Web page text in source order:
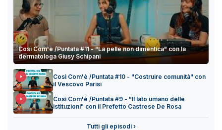
Così Com'è /Puntata #11 - "La pelle non dimentica" con la
dermatologa Giusy Schipani
Così Com'è /Puntata #10 - "Costruire comunità" con
il Vescovo Parisi
Così Com'è /Puntata #9 - "Il lato umano delle
istituzioni" con il Prefetto Castrese De Rosa
Tutti gli episodi ›